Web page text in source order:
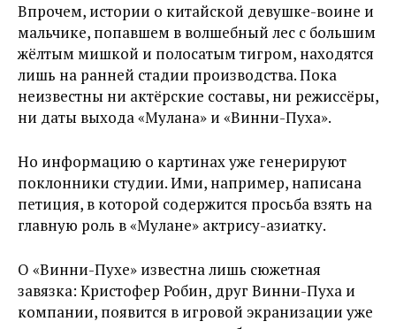
Впрочем, истории о китайской девушке-воине и
мальчике, попавшем в волшебный лес с большим
жёлтым мишкой и полосатым тигром, находятся
лишь на ранней стадии производства. Пока
неизвестны ни актёрские составы, ни режиссёры,
ни даты выхода «Мулана» и «Винни-Пуха».
Но информацию о картинах уже генерируют
поклонники студии. Ими, например, написана
петиция, в которой содержится просьба взять на
главную роль в «Мулане» актрису-азиатку.
О «Винни-Пухе» известна лишь сюжетная
завязка: Кристофер Робин, друг Винни-Пуха и
компании, появится в игровой экранизации уже